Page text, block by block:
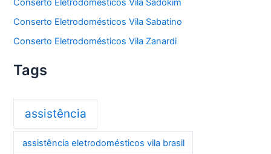
Conserto Eletrodomésticos Vila Sadokim
Conserto Eletrodomésticos Vila Sabatino
Conserto Eletrodomésticos Vila Zanardi
Tags
assistência
assistência eletrodomésticos vila brasil